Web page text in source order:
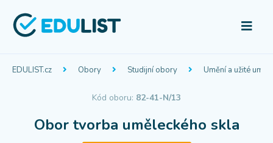
EDULIST.cz Obory Studijní obory Umění a užité umění
Kód oboru: 82-41-N/13
Obor tvorba uměleckého skla